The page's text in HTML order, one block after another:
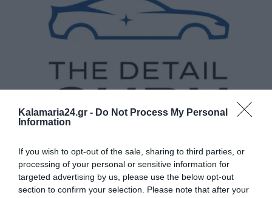
Kalamaria24.gr - Do Not Process My Personal
Information
If you wish to opt-out of the sale, sharing to third parties, or
processing of your personal or sensitive information for
targeted advertising by us, please use the below opt-out
section to confirm your selection. Please note that after your